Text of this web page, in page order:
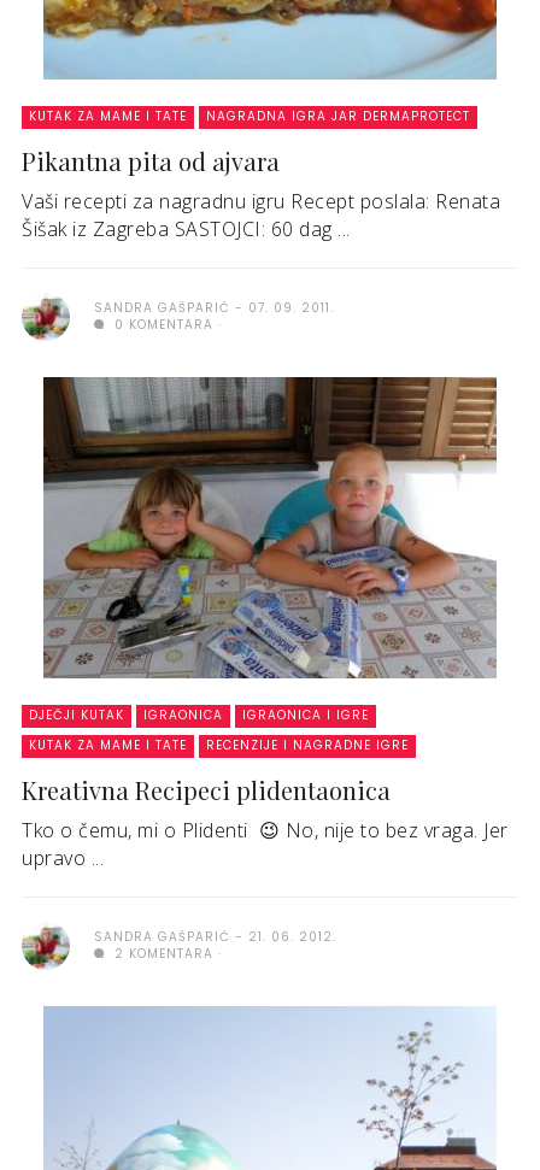
KUTAK ZA MAME I TATE NAGRADNA IGRA JAR DERMAPROTECT
Pikantna pita od ajvara
Vaši recepti za nagradnu igru Recept poslala: Renata
Šišak iz Zagreba SASTOJCI: 60 dag ...
SANDRA GAŠPARIĆ
07. 09. 2011.
0 KOMENTARA
DJEČJI KUTAK IGRAONICA
IGRAONICA I IGRE
KUTAK ZA MAME I TATE
RECENZIJE I NAGRADNE IGRE
Kreativna Recipeci plidentaonica
Tko o čemu, mi o Plidenti 😉 No, nije to bez vraga. Jer
upravo ...
SANDRA GAŠPARIĆ
21. 06. 2012.
2 KOMENTARA